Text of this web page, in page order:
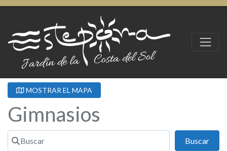
MOSTRAR EL MAPA
Gimnasios
Buscar
Buscar